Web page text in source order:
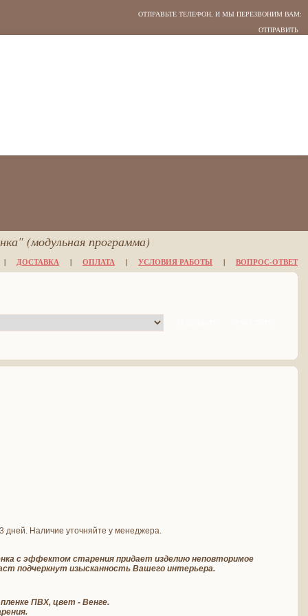
ОТПРАВЬТЕ ТЕЛЕФОН, И МЫ ПЕРЕЗВОНИМ ВАМ:
(модульная программа)
| ДОСТАВКА | ОПЛАТА | УСЛОВИЯ РАБОТЫ | ВОПРОС-ОТВЕТ
дней. Наличие уточняйте у менеджера.
с эффектом старения придает изделию неповторимое
подчеркнут изысканность Вашего интерьера.
ПВХ, цвет - Венге.